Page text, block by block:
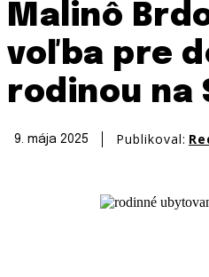
Malinô
voľba pre
rodinou na
9. mája 2025 Publikoval: